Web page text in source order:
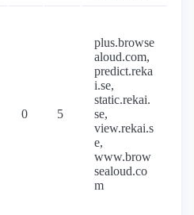
0 5
plus.browse
aloud.com,
predict.reka
i.se,
static.rekai.
se,
view.rekai.s
e,
www.brow
sealoud.co
m